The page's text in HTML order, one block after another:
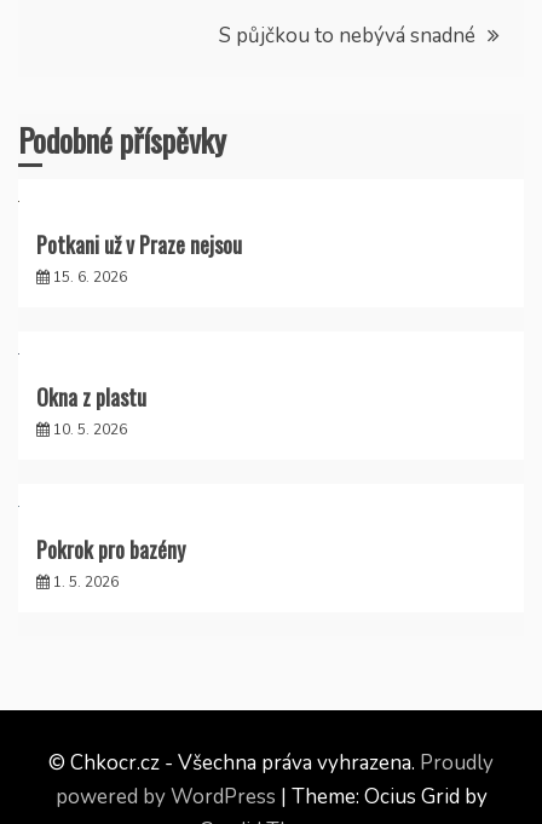
S půjčkou to nebývá snadné
Podobné příspěvky
Potkani už v Praze nejsou
15. 6. 2026
Okna z plastu
10. 5. 2026
Pokrok pro bazény
1. 5. 2026
© Chkocr.cz - Všechna práva vyhrazena. Proudly
powered by WordPress | Theme: Ocius Grid by